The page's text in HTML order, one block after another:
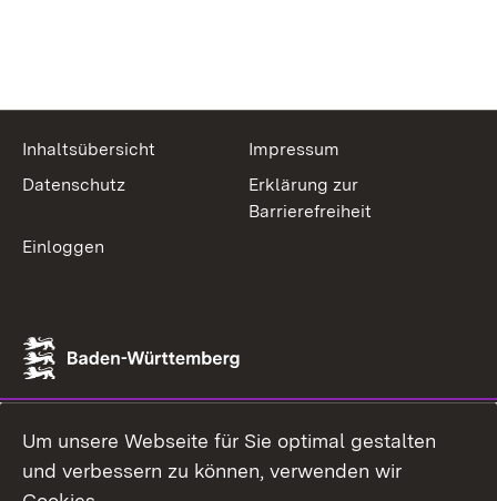
Inhaltsübersicht
Impressum
Datenschutz
Erklärung zur
Barrierefreiheit
Einloggen
Um unsere Webseite für Sie optimal gestalten
und verbessern zu können, verwenden wir